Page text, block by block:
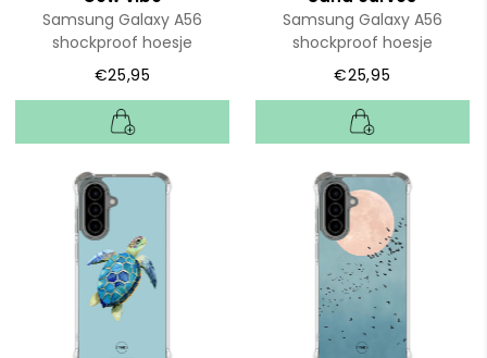
Samsung Galaxy A56
shockproof hoesje
€25,95
Samsung Galaxy A56
shockproof hoesje
€25,95